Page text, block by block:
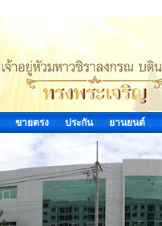
ขายตรง ประกัน ยานยนต์